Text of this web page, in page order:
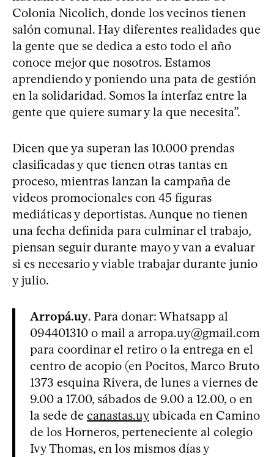
Colonia Nicolich, donde los vecinos tienen
salón comunal. Hay diferentes realidades que
la gente que se dedica a esto todo el año
conoce mejor que nosotros. Estamos
aprendiendo y poniendo una pata de gestión
en la solidaridad. Somos la interfaz entre la
gente que quiere sumar y la que necesita”.
Dicen que ya superan las 10.000 prendas
clasificadas y que tienen otras tantas en
proceso, mientras lanzan la campaña de
videos promocionales con 45 figuras
mediáticas y deportistas. Aunque no tienen
una fecha definida para culminar el trabajo,
piensan seguir durante mayo y van a evaluar
si es necesario y viable trabajar durante junio
y julio.
Arropá.uy. Para donar: Whatsapp al
094401310 o mail a arropa.uy@gmail.com
para coordinar el retiro o la entrega en el
centro de acopio (en Pocitos, Marco Bruto
1373 esquina Rivera, de lunes a viernes de
9.00 a 17.00, sábados de 9.00 a 12.00, o en
la sede de canastas.uyubicada en Camino
de los Horneros, perteneciente al colegio
Ivy Thomas, en los mismos días y